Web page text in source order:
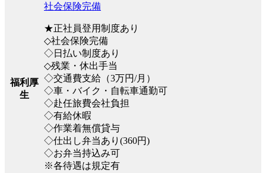
福利厚
生
社会保険完備
★正社員登用制度あり
◇社会保険完備
◇日払い制度あり
◇残業・休出手当
◇交通費支給（3万円/月）
◇車・バイク・自転車通勤可
◇赴任旅費会社負担
◇有給休暇
◇作業着無償貸与
◇仕出し弁当あり(360円)
◇お弁当持込み可
※各待遇は規定有